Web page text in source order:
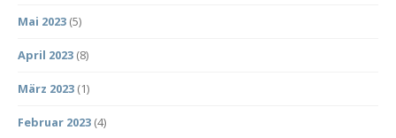
Mai 2023 (5)
April 2023 (8)
März 2023 (1)
Februar 2023 (4)